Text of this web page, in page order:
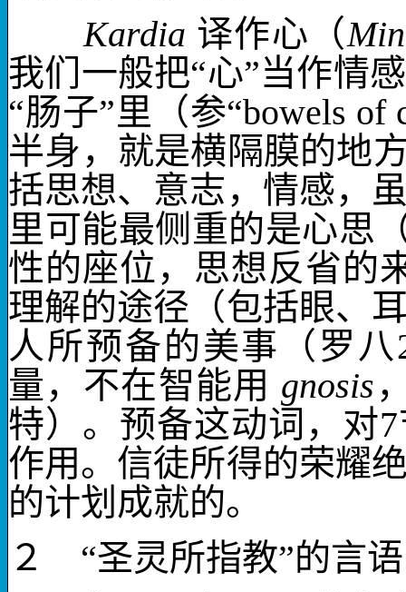
Kardia 译作心 （
我们一般把“心”当作情
“肠子”里（参“bowels of
半身，就是横隔膜的地
括思想、意志，情感，
里可能最侧重的是心思
性的座位，思想反省的
理解的途径（包括眼、
人所预备的美事（罗八
量，不在智能用 gnosis
特）。 预备这动词，对7
作用。信徒所得的荣耀
的计划成就的。
２ “圣灵所指教”的言